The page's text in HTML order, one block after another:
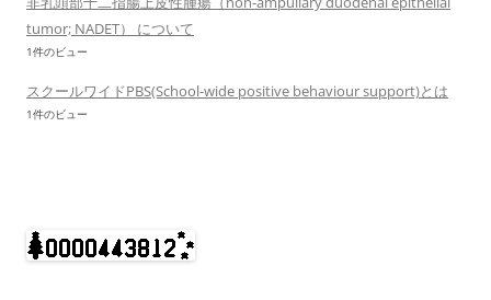
tumor; NADET） について
1件のビュー
スクールワイドPBS(School-wide positive behaviour support)とは
1件のビュー